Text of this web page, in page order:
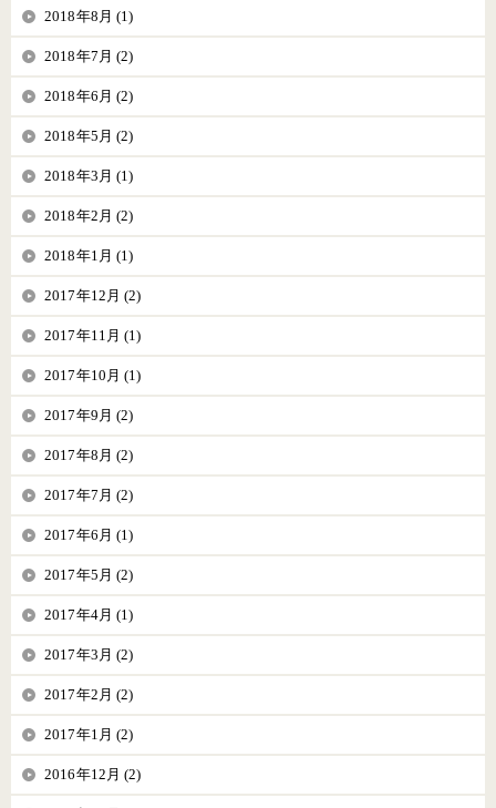
2018年8月 (1)
2018年7月 (2)
2018年6月 (2)
2018年5月 (2)
2018年3月 (1)
2018年2月 (2)
2018年1月 (1)
2017年12月 (2)
2017年11月 (1)
2017年10月 (1)
2017年9月 (2)
2017年8月 (2)
2017年7月 (2)
2017年6月 (1)
2017年5月 (2)
2017年4月 (1)
2017年3月 (2)
2017年2月 (2)
2017年1月 (2)
2016年12月 (2)